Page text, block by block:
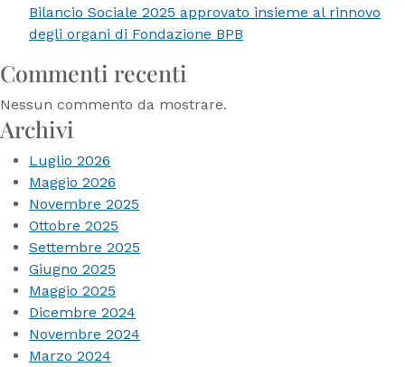
Bilancio Sociale 2025 approvato insieme al rinnovo
degli organi di Fondazione BPB
Commenti recenti
Nessun commento da mostrare.
Archivi
Luglio 2026
Maggio 2026
Novembre 2025
Ottobre 2025
Settembre 2025
Giugno 2025
Maggio 2025
Dicembre 2024
Novembre 2024
Marzo 2024